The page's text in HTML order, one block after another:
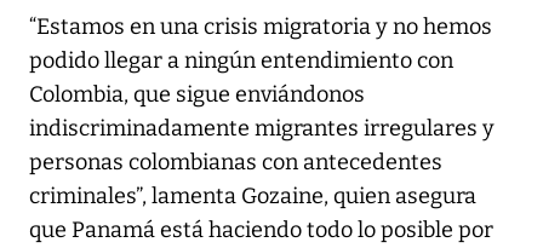
“Estamos en una crisis migratoria y no hemos
podido llegar a ningún entendimiento con
Colombia, que sigue enviándonos
indiscriminadamente migrantes irregulares y
personas colombianas con antecedentes
criminales”, lamenta Gozaine, quien asegura
que Panamá está haciendo todo lo posible por